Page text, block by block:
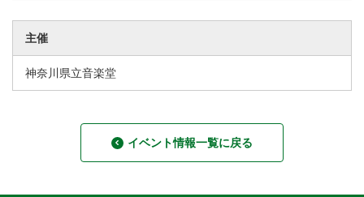
主催
神奈川県立音楽堂
イベント情報一覧に戻る